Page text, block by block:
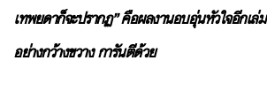
เทพยดาก็จะปรากฏ” คือผลงานอบอุ่นหัวใจอีกเ
อย่างกว้างขวาง การันตีด้วย